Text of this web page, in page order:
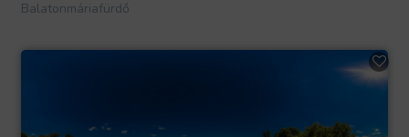
Balatonmáriafürdő